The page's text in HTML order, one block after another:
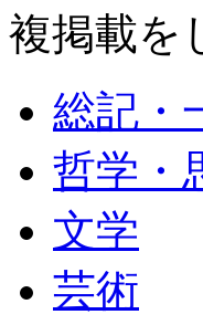
複掲載を
総記・
哲学・
文学
芸術